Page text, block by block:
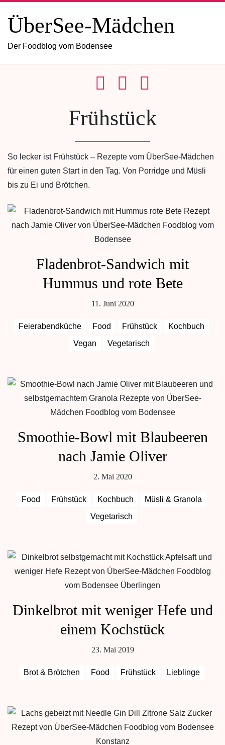
ÜberSee-Mädchen
Der Foodblog vom Bodensee
Frühstück
So lecker ist Frühstück – Rezepte vom ÜberSee-Mädchen
für einen guten Start in den Tag. Von Porridge und Müsli
bis zu Ei und Brötchen.
Fladenbrot-Sandwich mit
Hummus und rote Bete
11. Juni 2020
Feierabendküche Food Frühstück
Kochbuch
Vegan
Vegetarisch
Smoothie-Bowl mit Blaubeeren
nach Jamie Oliver
2. Mai 2020
Food Frühstück Kochbuch
Müsli & Granola
Vegetarisch
Dinkelbrot mit weniger Hefe und
einem Kochstück
23. Mai 2019
Brot & Brötchen Food Frühstück Lieblinge